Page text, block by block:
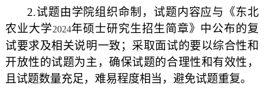
2.试题由学院组织命制，试题内容应与《东北
农业大学2024年硕士研究生招生简章》中公布的复
试要求及相关说明一致；采取面试的要以综合性和
开放性的试题为主，确保试题的合理性和有效性，
且试题数量充足，难易程度相当，避免试题重复。